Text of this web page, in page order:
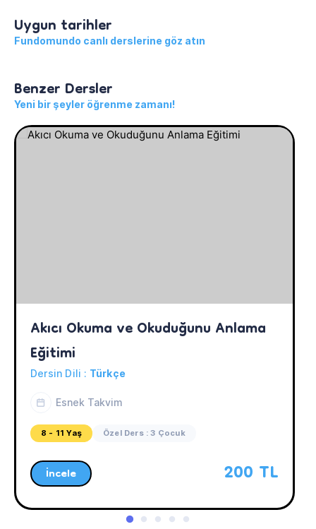
Uygun tarihler
Fundomundo canlı derslerine göz atın
Benzer Dersler
Yeni bir şeyler öğrenme zamanı!
Akıcı Okuma ve Okuduğunu Anlama
Eğitimi
Dersin Dili : Türkçe
Esnek Takvim
8 - 11 Yaş Özel Ders : 3 Çocuk
İncele 200 TL